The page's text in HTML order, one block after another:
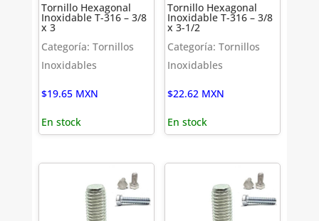
Tornillo Hexagonal
Inoxidable T-316 – 3/8
x 3
Categoría: Tornillos
Inoxidables
$19.65 MXN
En stock
Tornillo Hexagonal
Inoxidable T-316 – 3/8
x 3-1/2
Categoría: Tornillos
Inoxidables
$22.62 MXN
En stock